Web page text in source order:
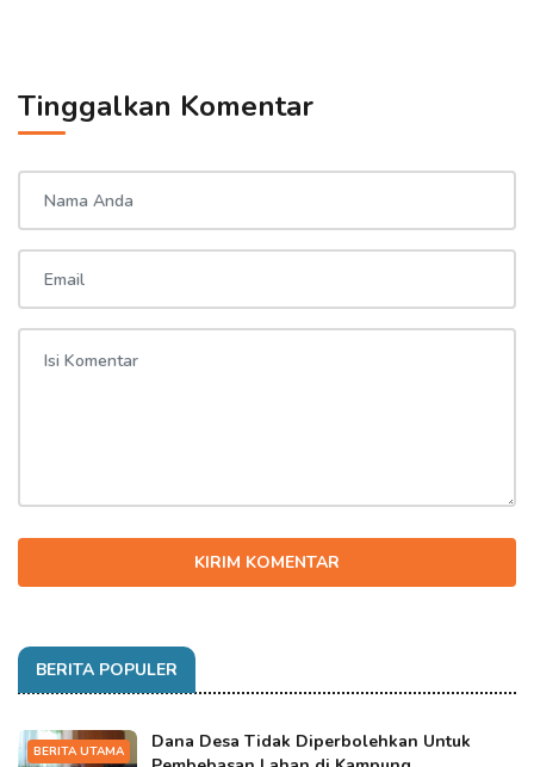
Tinggalkan Komentar
KIRIM KOMENTAR
BERITA POPULER
BERITA UTAMA
Dana Desa Tidak Diperbolehkan Untuk